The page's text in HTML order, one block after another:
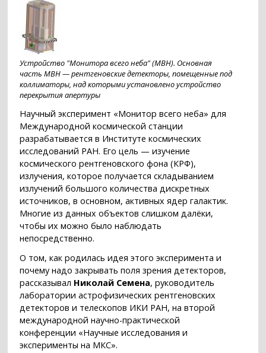
Устройство "Монитора всего неба" (МВН). Основная
часть МВН — рентгеновские детекторы, помещенные под
коллиматоры, над которыми установлено устройство
перекрытия апертуры
Научный эксперимент «Монитор всего неба» для
Международной космической станции
разрабатывается в Институте космических
исследований РАН. Его цель — изучение
космического рентгеновского фона (КРФ),
излучения, которое получается складыванием
излучений большого количества дискретных
источников, в основном, активных ядер галактик.
Многие из данных объектов слишком далёки,
чтобы их можно было наблюдать
непосредственно.
О том, как родилась идея этого эксперимента и
почему надо закрывать поля зрения детекторов,
рассказывал Николай Семена, руководитель
лаборатории астрофизических рентгеновских
детекторов и телескопов ИКИ РАН, на второй
международной научно-практической
конференции «Научные исследования и
эксперименты на МКС».